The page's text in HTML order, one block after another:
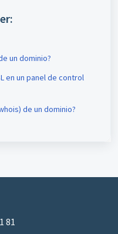
un dominio?
en un panel de control
de un dominio?
81